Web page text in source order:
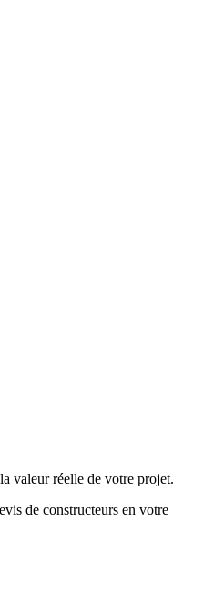
valeur réelle de votre projet.
de constructeurs en votre